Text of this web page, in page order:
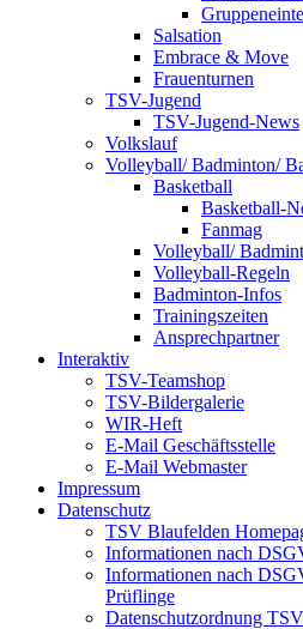
Salsation
Embrace & Move
Frauenturnen
TSV-Jugend
TSV-Jugend-News
Volkslauf
Volleyball/ Badminton/
Basketball
Basketball-
Fanmag
Volleyball/
Volleyball-Regeln
Badminton-Infos
Trainingszeiten
Ansprechpartner
Interaktiv
TSV-Teamshop
TSV-Bildergalerie
WIR-Heft
E-Mail Geschäftsstelle
E-Mail Webmaster
Impressum
Datenschutz
TSV Blaufelden
Informationen nach
Informationen nach
Prüflinge
Datenschutzordnung